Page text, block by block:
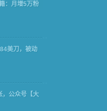
：月增5万粉
美刀，被动
，公众号【大